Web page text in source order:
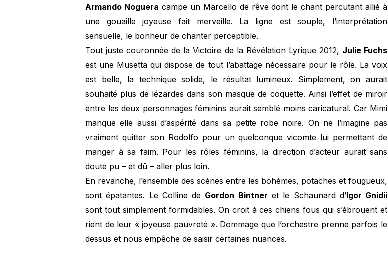
Armando Noguera campe un Marcello de rêve dont le chant percutant allié à
une gouaille joyeuse fait merveille. La ligne est souple, l’interprétation
sensuelle, le bonheur de chanter perceptible.
Tout juste couronnée de la Victoire de la Révélation Lyrique 2012, Julie Fuchs
est une Musetta qui dispose de tout l’abattage nécessaire pour le rôle. La voix
est belle, la technique solide, le résultat lumineux. Simplement, on aurait
souhaité plus de lézardes dans son masque de coquette. Ainsi l’effet de miroir
entre les deux personnages féminins aurait semblé moins caricatural. Car Mimi
manque elle aussi d’aspérité dans sa petite robe noire. On ne l’imagine pas
vraiment quitter son Rodolfo pour un quelconque vicomte lui permettant de
manger à sa faim. Pour les rôles féminins, la direction d’acteur aurait sans
doute pu – et dû – aller plus loin.
En revanche, l’ensemble des scènes entre les bohèmes, potaches et fougueux,
sont épatantes. Le Colline de Gordon Bintner et le Schaunard d’Igor Gnidii
sont tout simplement formidables. On croit à ces chiens fous qui s’ébrouent et
rient de leur « joyeuse pauvreté ». Dommage que l’orchestre prenne parfois le
dessus et nous empêche de saisir certaines nuances.